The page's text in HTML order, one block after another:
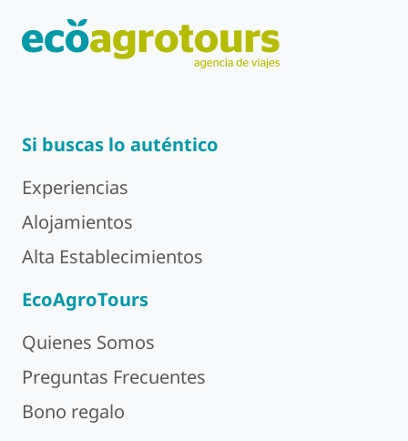
Si buscas lo auténtico
Experiencias
Alojamientos
Alta Establecimientos
EcoAgroTours
Quienes Somos
Preguntas Frecuentes
Bono regalo